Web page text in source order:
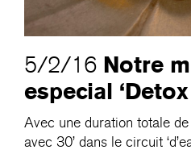
5/2/16 Notre
especial
Avec une duration totale
avec 30’ dans le circuit